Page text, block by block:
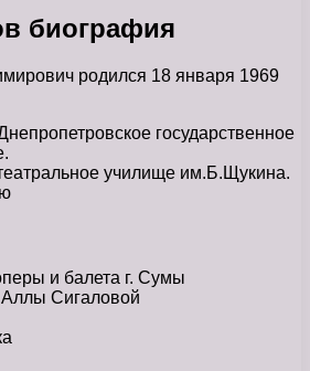
биография
родился 18 января 1969
государственное
училище им.Б.Щукина.
и балета г. Сумы
Сигаловой